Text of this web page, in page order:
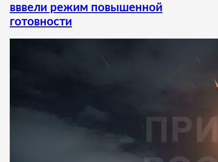
вввели режим повышенной
готовности